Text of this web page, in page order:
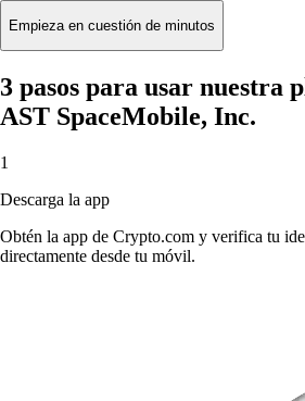
Empieza en cuestión de minutos
3 pasos para usar nuestra
AST SpaceMobile, Inc.
1
Descarga la app
Obtén la app de Crypto.com y verifica tu
directamente desde tu móvil.